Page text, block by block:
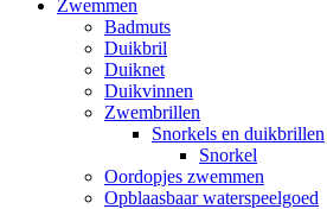
Zwemmen
Badmuts
Duikbril
Duiknet
Duikvinnen
Zwembrillen
Snorkels en duikbrillen
Snorkel
Oordopjes zwemmen
Opblaasbaar waterspeelgoed